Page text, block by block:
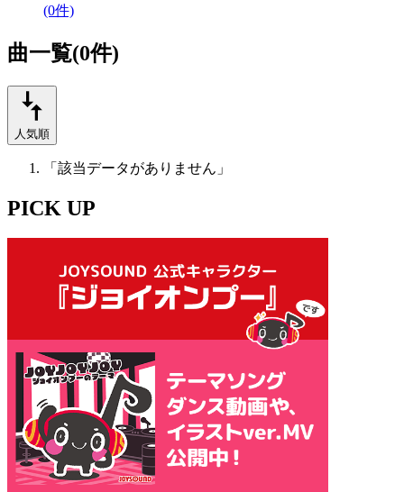
(0件)
曲一覧(0件)
人気順
「該当データがありません」
PICK UP